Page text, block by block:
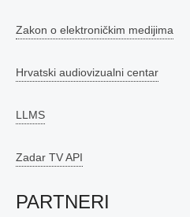
Zakon o elektroničkim medijima
Hrvatski audiovizualni centar
LLMS
Zadar TV API
PARTNERI